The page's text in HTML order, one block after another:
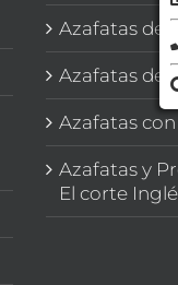
Azafatas de
Azafatas de
Azafatas
Azafatas y
El corte